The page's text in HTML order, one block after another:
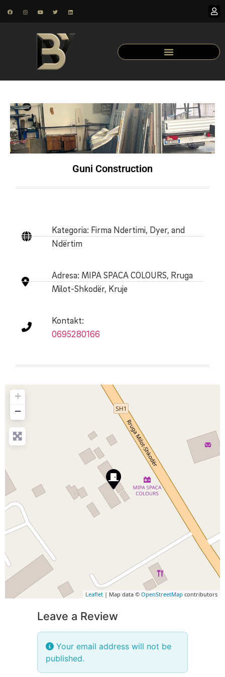
Guni Construction
Kategoria: Firma Ndertimi, Dyer, and
Ndërtim
Adresa: MIPA SPACA COLOURS, Rruga
Milot-Shkodër, Kruje
Kontakt:
0695280166
+
−
Leaflet | Map data © OpenStreetMap contributors
Leave a Review
Your email address will not be
published.